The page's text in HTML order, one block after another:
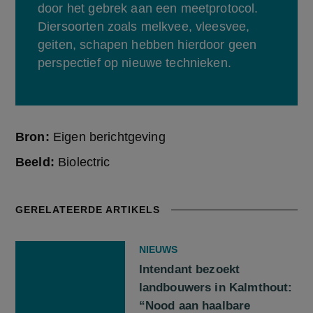
door het gebrek aan een meetprotocol.
Diersoorten zoals melkvee, vleesvee,
geiten, schapen hebben hierdoor geen
perspectief op nieuwe technieken.
Bron: Eigen berichtgeving
Beeld: Biolectric
GERELATEERDE ARTIKELS
NIEUWS
Intendant bezoekt
landbouwers in Kalmthout:
“Nood aan haalbare